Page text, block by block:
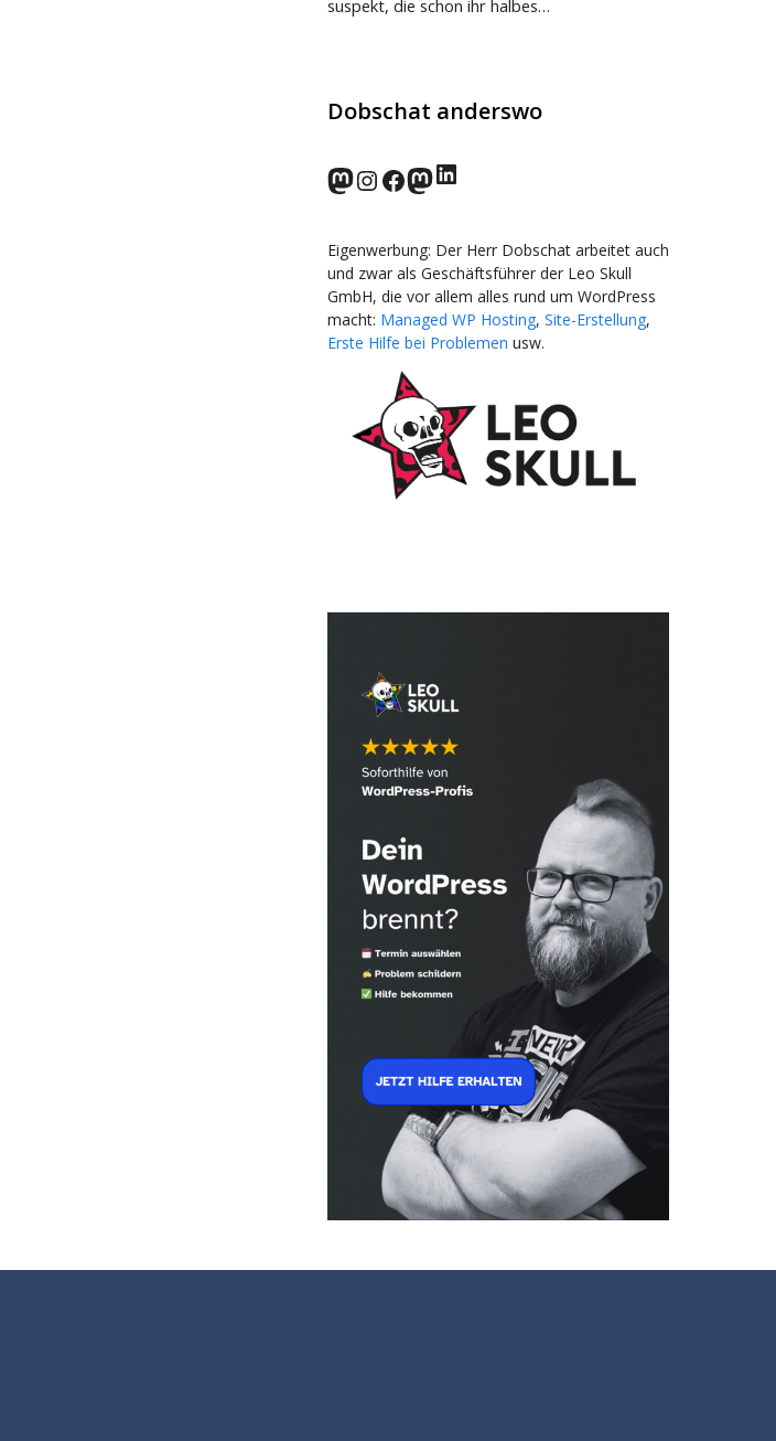
suspekt, die schon ihr halbes…
Dobschat anderswo
norden.social
Instagram
Facebook
wp-punks.social
LinkedIn
Eigenwerbung: Der Herr Dobschat arbeitet auch
und zwar als Geschäftsführer der Leo Skull
GmbH, die vor allem alles rund um WordPress
macht: Managed WP Hosting, Site-Erstellung,
Erste Hilfe bei Problemen usw.